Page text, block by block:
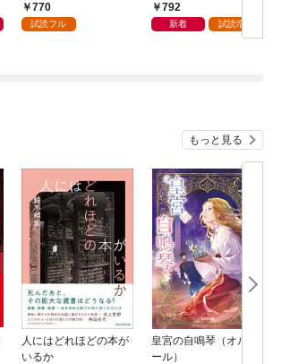
770
試読フル
792
新着 試読増量
もっと見る
人にはどれほどの本が
いるか
皇宮の自鳴琴（オルゴ
ール）